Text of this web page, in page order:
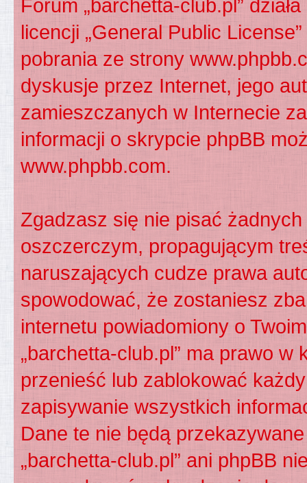
Forum „barchetta-club.pl”
licencji „General Public License
pobrania ze strony
dyskusje przez Internet, jego
zamieszczanych w Internecie
informacji o skrypcie phpBB
www.phpbb.com.
Zgadzasz się nie pisać
oszczerczym, propagującym
naruszających cudze prawa
spowodować, że zostaniesz
internetu powiadomiony o
„barchetta-club.pl” ma prawo
przenieść lub zablokować
zapisywanie wszystkich
Dane te nie będą
„barchetta-club.pl” ani phpBB